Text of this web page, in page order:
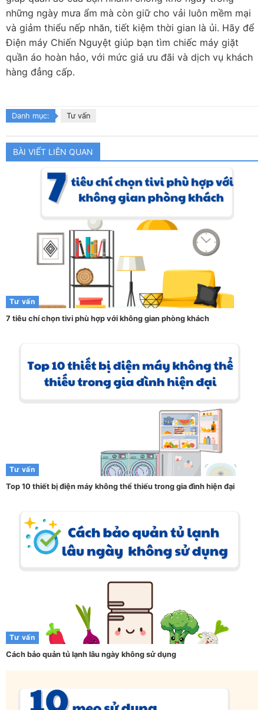
những ngày mưa ẩm mà còn giữ cho vải luôn mềm mại
và giảm thiểu nếp nhăn, tiết kiệm thời gian là ủi. Hãy để
Điện máy Chiến Nguyệt giúp bạn tìm chiếc máy giặt
quần áo hoàn hảo, với mức giá ưu đãi và dịch vụ khách
hàng đẳng cấp.
Danh mục: Tư vấn
BÀI VIẾT LIÊN QUAN
Tư vấn
7 tiêu chí chọn tivi phù hợp với không gian phòng khách
Tư vấn
Top 10 thiết bị điện máy không thể thiếu trong gia đình hiện đại
Tư vấn
Cách bảo quản tủ lạnh lâu ngày không sử dụng